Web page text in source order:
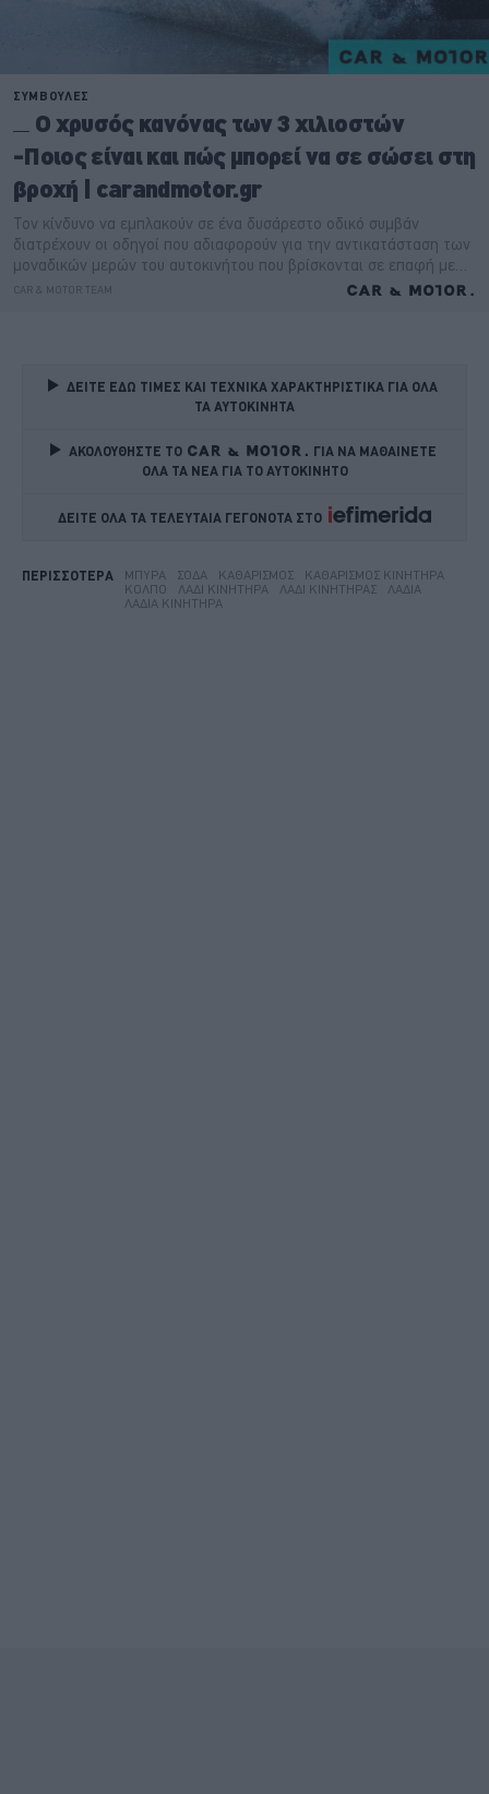
ΔΕΙΤΕ ΕΔΩ ΤΙΜΕΣ ΚΑΙ ΤΕΧΝΙΚΑ ΧΑΡΑΚΤΗΡΙΣΤΙΚΑ ΓΙΑ ΟΛΑ
ΤΑ ΑΥΤΟΚΙΝΗΤΑ
ΑΚΟΛΟΥΘΗΣΤΕ ΤΟ
ΓΙΑ ΝΑ ΜΑΘΑΙΝΕΤΕ
ΟΛΑ ΤΑ ΝΕΑ ΓΙΑ ΤΟ ΑΥΤΟΚΙΝΗΤΟ
ΔΕΙΤΕ ΟΛΑ ΤΑ ΤΕΛΕΥΤΑΙΑ ΓΕΓΟΝΟΤΑ ΣΤΟ
ΠΕΡΙΣΣΟΤΕΡΑ ΜΠΎΡΑ ΣΌΔΑ ΚΑΘΑΡΙΣΜΌΣ
ΚΑΘΑΡΙΣΜΌΣ ΚΙΝΗΤΉΡΑ
ΚΌΛΠΟ
ΛΆΔΙ ΚΙΝΗΤΉΡΑ ΛΆΔΙ ΚΙΝΗΤΉΡΑΣ
ΛΆΔΙΑ
ΛΆΔΙΑ ΚΙΝΗΤΉΡΑ